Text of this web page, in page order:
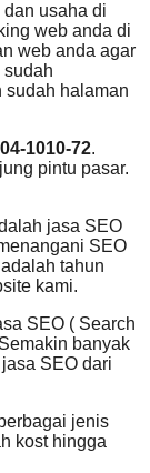
usaha di
web anda di
web anda agar
sudah
sudah halaman
1010-72.
pintu pasar.
jasa SEO
SEO
tahun
kami.
SEO ( Search
banyak
SEO dari
jenis
kost hingga